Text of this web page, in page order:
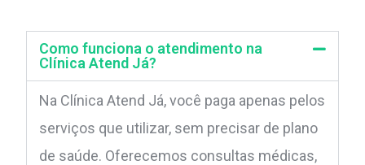
Como funciona o atendimento na
Clínica Atend Já?
Na Clínica Atend Já, você paga apenas pelos
serviços que utilizar, sem precisar de plano
de saúde. Oferecemos consultas médicas,